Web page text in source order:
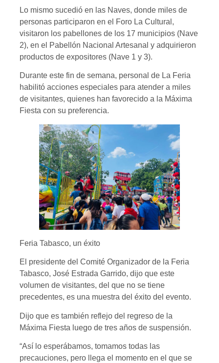
Lo mismo sucedió en las Naves, donde miles de
personas participaron en el Foro La Cultural,
visitaron los pabellones de los 17 municipios (Nave
2), en el Pabellón Nacional Artesanal y adquirieron
productos de expositores (Nave 1 y 3).
Durante este fin de semana, personal de La Feria
habilitó acciones especiales para atender a miles
de visitantes, quienes han favorecido a la Máxima
Fiesta con su preferencia.
Feria Tabasco, un éxito
El presidente del Comité Organizador de la Feria
Tabasco, José Estrada Garrido, dijo que este
volumen de visitantes, del que no se tiene
precedentes, es una muestra del éxito del evento.
Dijo que es también reflejo del regreso de la
Máxima Fiesta luego de tres años de suspensión.
“Así lo esperábamos, tomamos todas las
precauciones, pero llega el momento en el que se